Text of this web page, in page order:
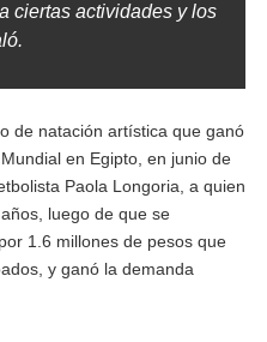
ciertas actividades y los
de natación artística que ganó
en Egipto, en junio de
Paola Longoria, a quien
luego de que se
1.6 millones de pesos que
y ganó la demanda